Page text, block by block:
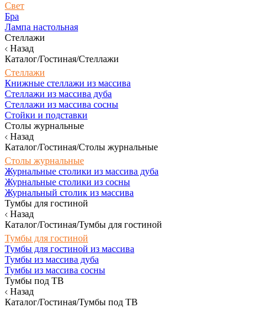
Свет
Бра
Лампа настольная
Стеллажи
Назад
Каталог/Гостиная/Стеллажи
Стеллажи
Книжные стеллажи из массива
Стеллажи из массива дуба
Стеллажи из массива сосны
Стойки и подставки
Столы журнальные
Назад
Каталог/Гостиная/Столы журнальные
Столы журнальные
Журнальные столики из массива дуба
Журнальные столики из сосны
Журнальный столик из массива
Тумбы для гостиной
Назад
Каталог/Гостиная/Тумбы для гостиной
Тумбы для гостиной
Тумбы для гостиной из массива
Тумбы из массива дуба
Тумбы из массива сосны
Тумбы под ТВ
Назад
Каталог/Гостиная/Тумбы под ТВ